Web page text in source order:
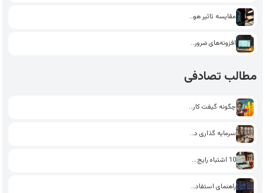
مقایسه تاثیر هوش مصنوعی و…
افزونه‌های ضروری وردپرس: انتخاب بهترین‌ها…
مطالب تصادفی
چگونه گیفت کارت‌ها می‌توانند وفاداری…
سرمایه گذاری در استارت آپ‌های…
10 اشتباه رایج در سئوی…
راهنمای استفاده از هوش مصنوعی…